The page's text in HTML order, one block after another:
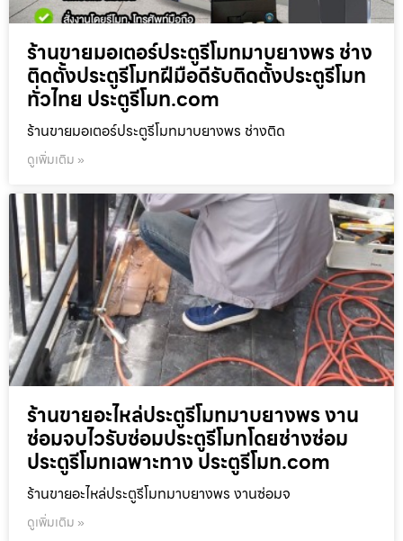
ร้านขายมอเตอร์ประตูรีโมทมาบยางพร ช่าง
ติดตั้งประตูรีโมทฝีมือดีรับติดตั้งประตูรีโมท
ทั่วไทย ประตูรีโมท.com
ร้านขายมอเตอร์ประตูรีโมทมาบยางพร ช่างติด
ดูเพิ่มเติม »
ร้านขายอะไหล่ประตูรีโมทมาบยางพร งาน
ซ่อมจบไวรับซ่อมประตูรีโมทโดยช่างซ่อม
ประตูรีโมทเฉพาะทาง ประตูรีโมท.com
ร้านขายอะไหล่ประตูรีโมทมาบยางพร งานซ่อมจ
ดูเพิ่มเติม »